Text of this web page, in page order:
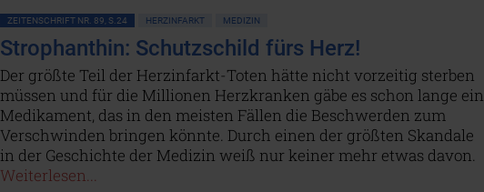
ZEITENSCHRIFT NR. 89, S.24 HERZINFARKT MEDIZIN
Strophanthin: Schutzschild fürs Herz!
Der größte Teil der Herzinfarkt-Toten hätte nicht vorzeitig sterben
müssen und für die Millionen Herzkranken gäbe es schon lange ein
Medikament, das in den meisten Fällen die Beschwerden zum
Verschwinden bringen könnte. Durch einen der größten Skandale
in der Geschichte der Medizin weiß nur keiner mehr etwas davon.
Weiterlesen...